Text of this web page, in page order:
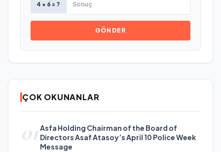
4 + 6 = ?
GÖNDER
ÇOK OKUNANLAR
01Asfa Holding Chairman of the Board of
Directors Asaf Atasoy’s April 10 Police Week
Message